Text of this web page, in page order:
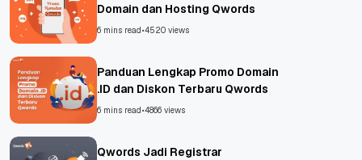
Domain dan Hosting Qwords
6 mins read•4520 views
Panduan Lengkap Promo Domain
.ID dan Diskon Terbaru Qwords
6 mins read•4866 views
Qwords Jadi Registrar